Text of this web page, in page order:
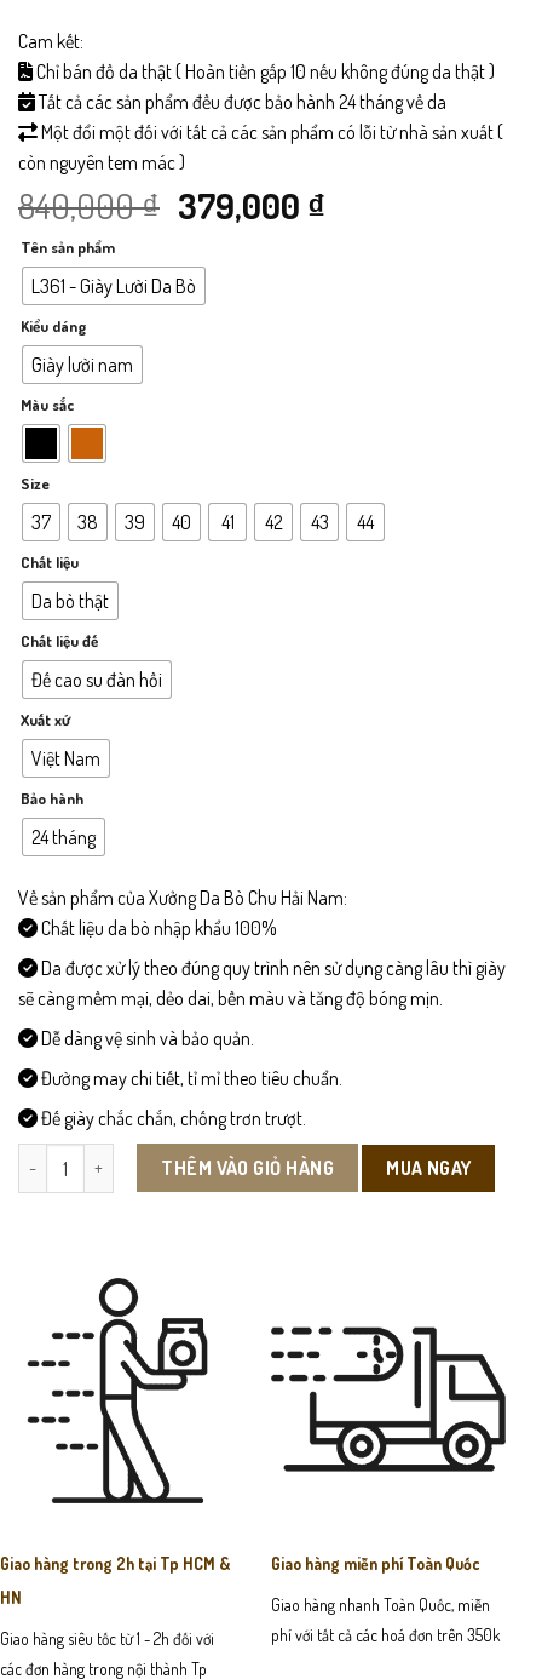
Cam kết:
Chỉ bán đồ da thật ( Hoàn tiền gấp 10 nếu không đúng da thật )
Tất cả các sản phẩm đều được bảo hành 24 tháng về da
Một đổi một đối với tất cả các sản phẩm có lỗi từ nhà sản xuất (
còn nguyên tem mác )
840,000₫ Giá
gốc
là:
379,000 ₫Giá
Tên sản phẩm
L361 - Giày Lười Da Bò
Kiểu dáng
Giày lười nam
Màu sắc
Size
37 38 39 40 41 42 43 44
Chất liệu
Da bò thật
Chất liệu đế
Đế cao su đàn hồi
Xuất xứ
Việt Nam
Bảo hành
24 tháng
Về sản phẩm của Xưởng Da Bò Chu Hải Nam:
Chất liệu da bò nhập khẩu 100%
Da được xử lý theo đúng quy trình nên sử dụng càng lâu thì giày
sẽ càng mềm mại, dẻo dai, bền màu và tăng độ bóng mịn.
Dễ dàng vệ sinh và bảo quản.
Đường may chi tiết, tỉ mỉ theo tiêu chuẩn.
Đế giày chắc chắn, chống trơn trượt.
L361 - Giày Lười Da Bò số lượngTHÊM VÀO GIỎ HÀNG MUA NGAY
Giao hàng trong 2h tại Tp HCM &
HN
Giao hàng siêu tốc từ 1 - 2h đối với
các đơn hàng trong nội thành Tp
Giao hàng miễn phí Toàn Quốc
Giao hàng nhanh Toàn Quốc, miễn
phí với tất cả các hoá đơn trên 350k